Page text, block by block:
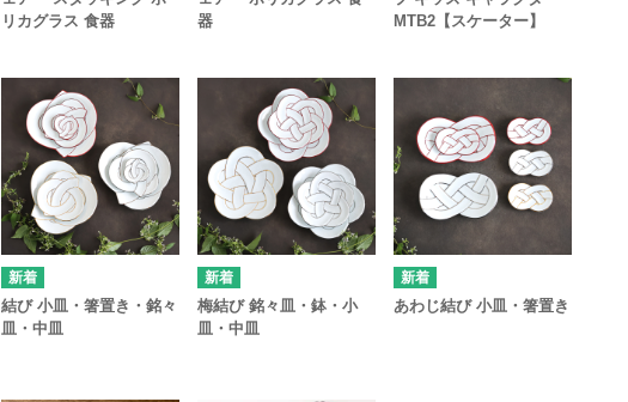
リカグラス 食器
器
MTB2【スケーター】
結び 小皿・箸置き・銘々
皿・中皿
梅結び 銘々皿・鉢・小
皿・中皿
あわじ結び 小皿・箸置き